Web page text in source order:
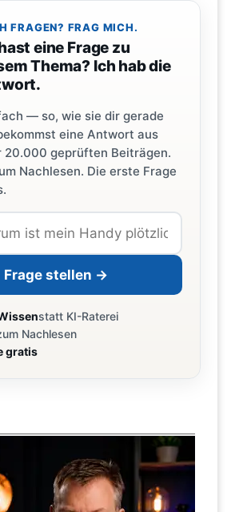
FRAGEN? FRAG MICH.
eine Frage zu
Thema? Ich hab die
— so, wie sie dir gerade
eine Antwort aus
20.000 geprüften Beiträgen.
Nachlesen. Die erste Frage
Frage stellen →
statt KI-Raterei
Nachlesen
gratis